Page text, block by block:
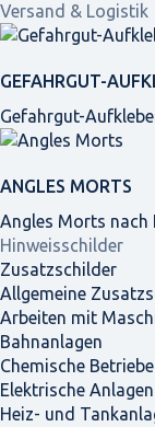
Versand & Logistik
GEFAHRGUT-
Gefahrgut-
ANGLES MORTS
Angles Morts nach
Hinweisschilder
Zusatzschilder
Allgemeine
Arbeiten mit
Bahnanlagen
Chemische Betriebe
Elektrische Anlagen
Heiz- und